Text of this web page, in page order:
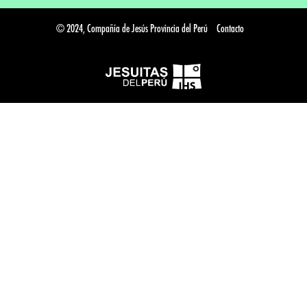
© 2024, Compañía de Jesús Provincia del Perú Contacto